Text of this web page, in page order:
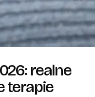
realne
terapie